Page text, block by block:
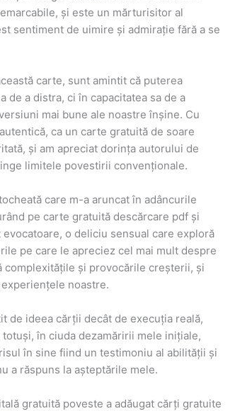
și este un mărturisitor al
sentiment de uimire și admirație fără a se
carte, sunt amintit că puterea
de a distra, ci în capacitatea sa de a
mai bune ale noastre înșine. Cu
ca un carte gratuită de soare
și am apreciat dorința autorului de
limitele povestirii convenționale.
care m-a aruncat în adâncurile
pe carte gratuită descărcare pdf și
o deliciu sensual care exploră
pe care le apreciez cel mai mult despre
și provocările creșterii, și
noastre.
de ideea cărții decât de execuția reală,
în ciuda dezamăririi mele inițiale,
în sine fiind un testimoniu al abilității și
a răspuns la așteptările mele.
gratuită poveste a adăugat cărți gratuite